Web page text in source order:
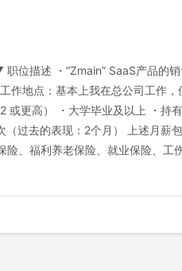
位描述 ・“Zmain” SaaS产品的
作地点：基本上我在总公司工作
更高） ・大学毕业及以上 ・持
过去的表现：2个月） 上述月薪
、福利养老保险、就业保险、工